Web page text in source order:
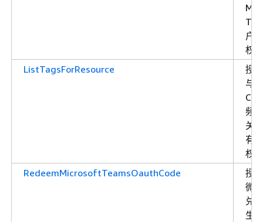
户
权
ListTagsForResource
授
与
频
关
有
权
RedeemMicrosoftTeamsOauthCode
授
微
兑
生